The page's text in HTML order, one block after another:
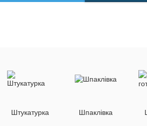
Штукатурка Шпаклівка